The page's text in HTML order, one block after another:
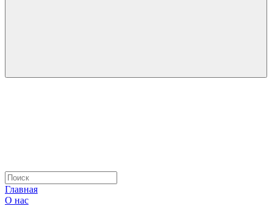
Главная
О нас